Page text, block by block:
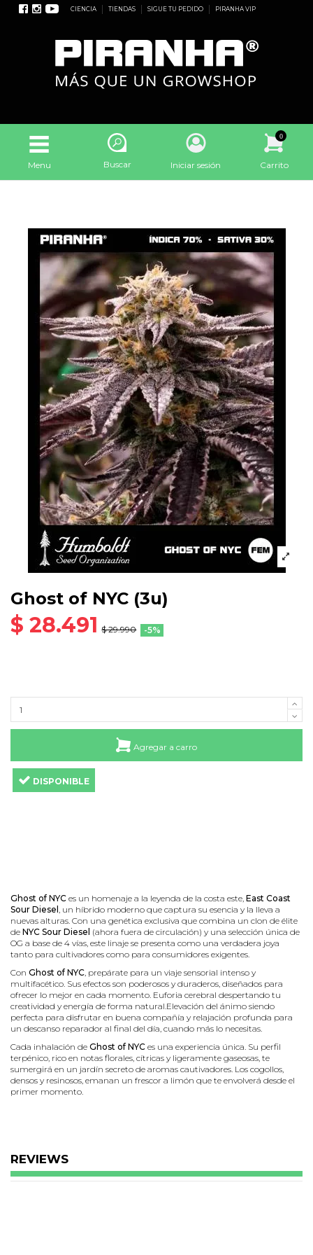
CIENCIA TIENDAS SIGUE TU PEDIDO PIRANHA VIP
Menu Buscar Iniciar sesión
0
Carrito
Ghost of NYC (3u)
$ 28.491 $ 29.990 -5%
Agregar a carro
DISPONIBLE
Ghost of NYC es un homenaje a la leyenda de la costa este, East Coast
Sour Diesel , un híbrido moderno que captura su esencia y la lleva a
nuevas alturas. Con una genética exclusiva que combina un clon de élite
de NYC Sour Diesel (ahora fuera de circulación) y una selección única de
OG a base de 4 vías, este linaje se presenta como una verdadera joya
tanto para cultivadores como para consumidores exigentes.
Con Ghost of NYC, prepárate para un viaje sensorial intenso y
multifacético. Sus efectos son poderosos y duraderos, diseñados para
ofrecer lo mejor en cada momento. Euforia cerebral despertando tu
creatividad y energía de forma natural.Elevación del ánimo siendo
perfecta para disfrutar en buena compañía y relajación profunda para
un descanso reparador al final del día, cuando más lo necesitas.
Cada inhalación de Ghost of NYC es una experiencia única. Su perfil
terpénico, rico en notas florales, cítricas y ligeramente gaseosas, te
sumergirá en un jardín secreto de aromas cautivadores. Los cogollos,
densos y resinosos, emanan un frescor a limón que te envolverá desde el
primer momento.
Producción Exterior: 2000 g/planta
Producción Interior: 450-500 g/m2
REVIEWS